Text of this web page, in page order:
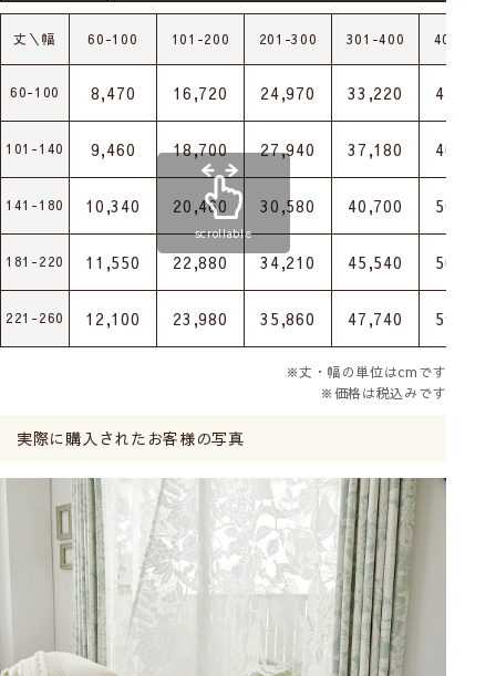
丈＼幅 60-100 101-200 201-300 301-400 401-500
60-100 8,470 16,720 24,970 33,220 41,470
101-140 9,460 18,700 27,940 37,180 46,420
141-180 10,340 20,460 30,580 40,700 50,820
181-220 11,550 22,880 34,210 45,540 56,870
221-260 12,100 23,980 35,860 47,740 59,620
scrollable
※丈・幅の単位はcmです
※価格は税込みです
実際に購入されたお客様の写真